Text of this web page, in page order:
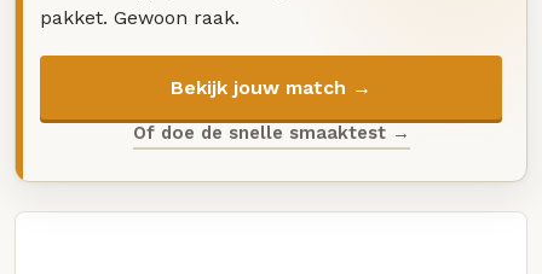
pakket. Gewoon raak.
Bekijk jouw match →
Of doe de snelle smaaktest →